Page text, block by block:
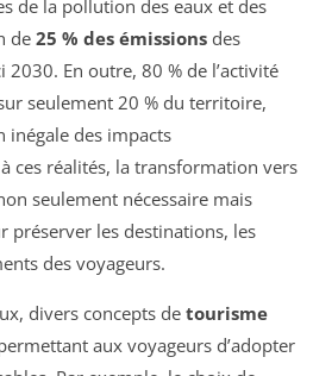
de la pollution des eaux et des
de 25 % des émissions des
2030. En outre, 80 % de l’activité
seulement 20 % du territoire,
des impacts
ces réalités, la transformation vers
seulement nécessaire mais
préserver les destinations, les
des voyageurs.
divers concepts de tourisme
aux voyageurs d’adopter